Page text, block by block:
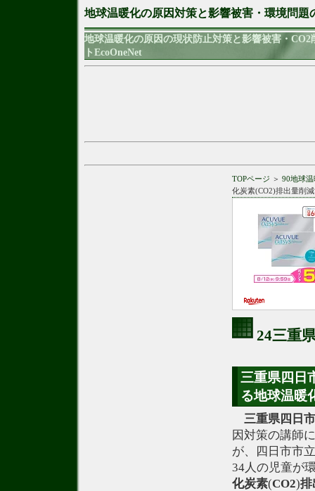
地球温暖化の原因対策と影響被害・環境問題
地球温暖化の原因の現状防止対策と影響被害・
トEcoOneNet
TOPページ ＞ 90地球
化炭素(CO2)排出量削
24三重
三重県四日
る地球温暖
三重県四日
因対策の講師
が、四日市市
34人の児童が
化炭素(CO2)排